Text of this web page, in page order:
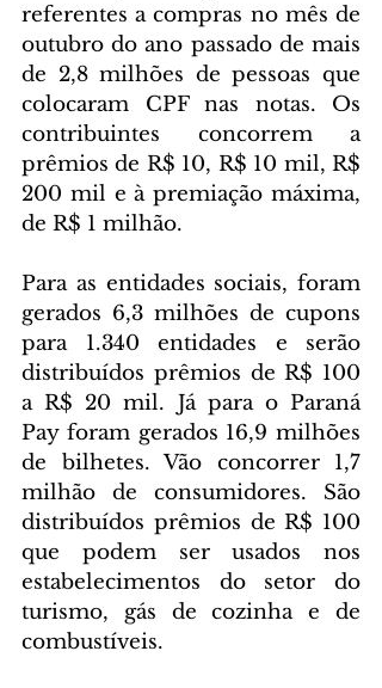
referentes a compras no mês de
outubro do ano passado de mais
de 2,8 milhões de pessoas que
colocaram CPF nas notas. Os
contribuintes concorrem a
prêmios de R$ 10, R$ 10 mil, R$
200 mil e à premiação máxima,
de R$ 1 milhão.
Para as entidades sociais, foram
gerados 6,3 milhões de cupons
para 1.340 entidades e serão
distribuídos prêmios de R$ 100
a R$ 20 mil. Já para o Paraná
Pay foram gerados 16,9 milhões
de bilhetes. Vão concorrer 1,7
milhão de consumidores. São
distribuídos prêmios de R$ 100
que podem ser usados nos
estabelecimentos do setor do
turismo, gás de cozinha e de
combustíveis.